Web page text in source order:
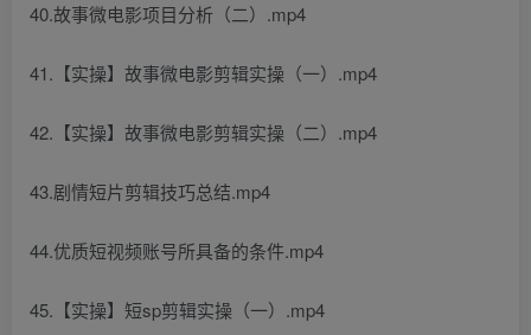
40.故事微电影项目分析（二）.mp4
41.【实操】故事微电影剪辑实操（一）.mp4
42.【实操】故事微电影剪辑实操（二）.mp4
43.剧情短片剪辑技巧总结.mp4
44.优质短视频账号所具备的条件.mp4
45.【实操】短sp剪辑实操（一）.mp4